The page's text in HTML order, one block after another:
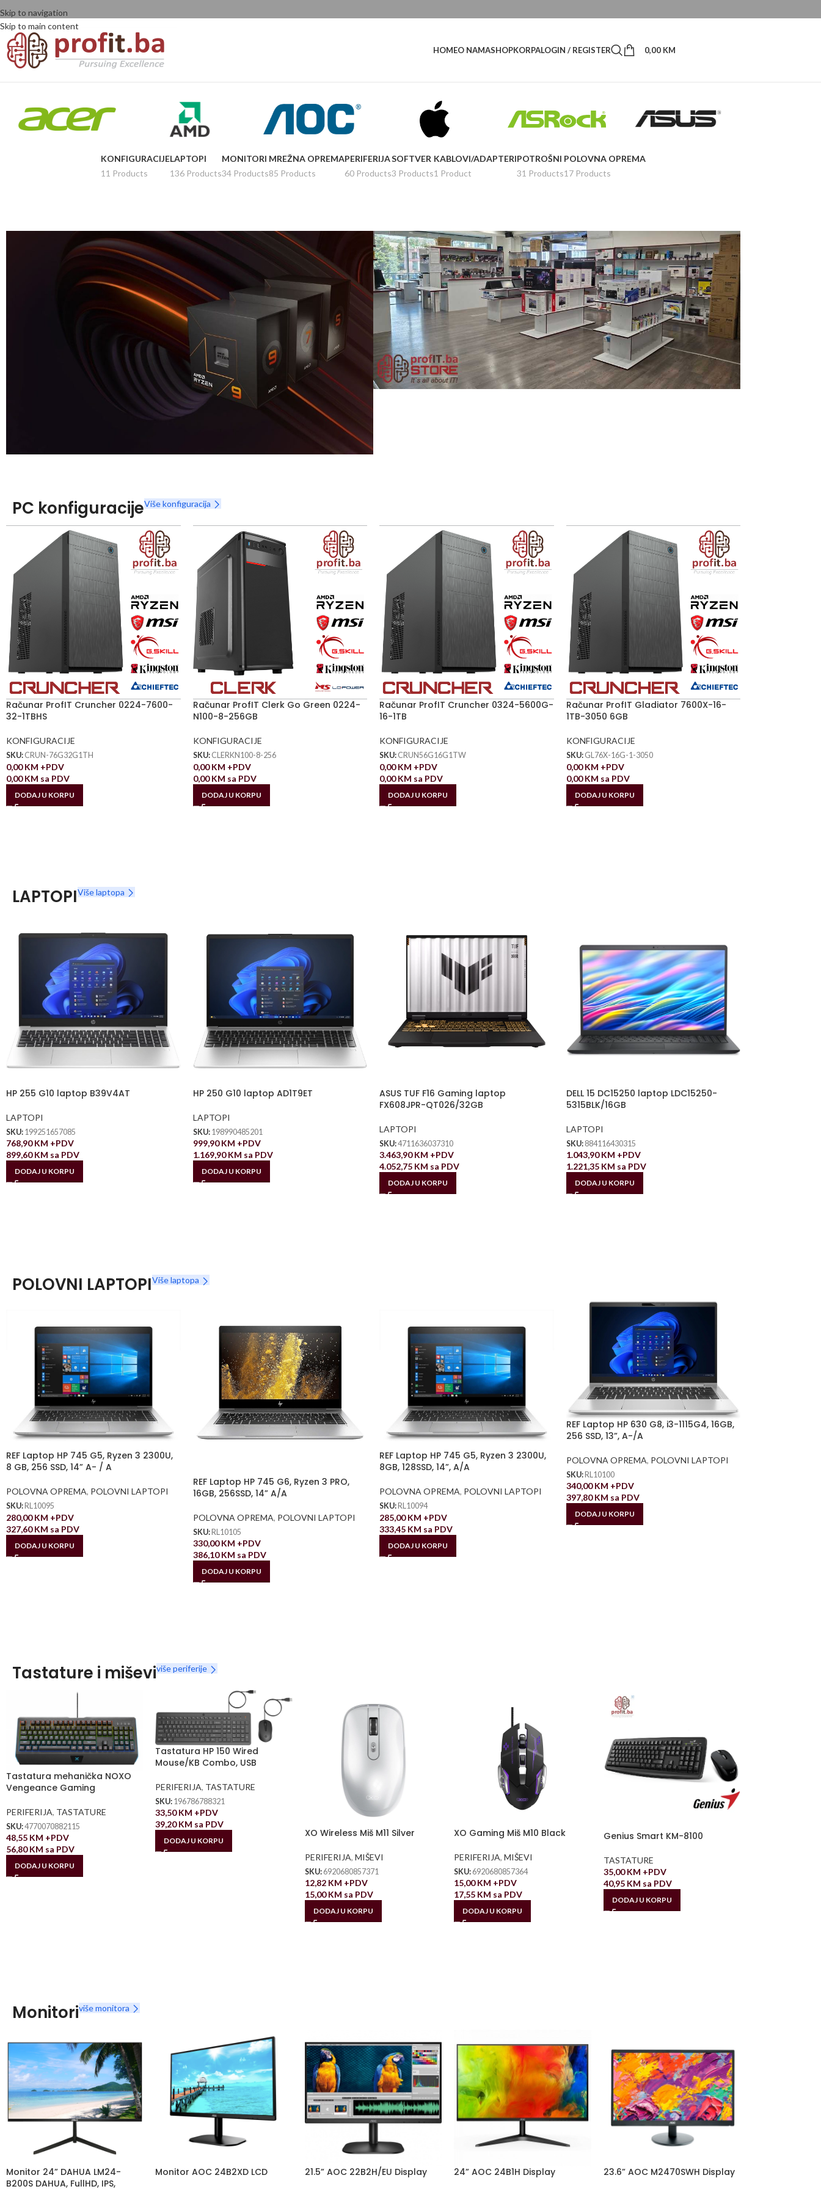
Skip to navigation
Skip to main content
HOMEO NAMASHOPKORPALOGIN / REGISTER 0,00 KM
KONFIGURACIJE
11 Products
LAPTOPI
136 Products
MONITORI
34 Products
MREŽNA OPREMA
85 Products
PERIFERIJA
60 Products
SOFTVER
3 Products
KABLOVI/ADAPTERI
1 Product
POTROŠNI
31 Products
POLOVNA OPREMA
17 Products
Nova Ryzen 7000 serija
PC konfiguracijeViše konfiguracija
Računar ProfIT Cruncher 0224-7600-
32-1TBHS
KONFIGURACIJE
SKU: CRUN-76G32G1TH
0,00KM +PDV
0,00KM sa PDV
DODAJ U KORPU
Računar ProfIT Clerk Go Green 0224-
N100-8-256GB
KONFIGURACIJE
SKU: CLERKN100-8-256
0,00KM +PDV
0,00KM sa PDV
DODAJ U KORPU
Računar ProfIT Cruncher 0324-5600G-
16-1TB
KONFIGURACIJE
SKU: CRUN56G16G1TW
0,00KM +PDV
0,00KM sa PDV
DODAJ U KORPU
Računar ProfIT Gladiator 7600X-16-
1TB-3050 6GB
KONFIGURACIJE
SKU: GL76X-16G-1-3050
0,00KM +PDV
0,00KM sa PDV
DODAJ U KORPU
LAPTOPIViše laptopa
HP 255 G10 laptop B39V4AT
LAPTOPI
SKU: 199251657085
768,90KM +PDV
899,60KM sa PDV
DODAJ U KORPU
HP 250 G10 laptop AD1T9ET
LAPTOPI
SKU: 198990485201
999,90KM +PDV
1.169,90KM sa PDV
DODAJ U KORPU
ASUS TUF F16 Gaming laptop
FX608JPR-QT026/32GB
LAPTOPI
SKU:4711636037310
3.463,90KM +PDV
4.052,75 KM sa PDV
DODAJ U KORPU
DELL 15 DC15250 laptop LDC15250-
5315BLK/16GB
LAPTOPI
SKU: 884116430315
1.043,90KM +PDV
1.221,35 KM sa PDV
DODAJ U KORPU
POLOVNI LAPTOPIViše laptopa
REF Laptop HP 745 G5, Ryzen 3 2300U,
8 GB, 256 SSD, 14” A- / A
POLOVNA OPREMA, POLOVNI LAPTOPI
SKU: RL10095
280,00KM +PDV
327,60KM sa PDV
DODAJ U KORPU
REF Laptop HP 745 G6, Ryzen 3 PRO,
16GB, 256SSD, 14” A/A
POLOVNA OPREMA, POLOVNI LAPTOPI
SKU: RL10105
330,00KM +PDV
386,10KM sa PDV
DODAJ U KORPU
REF Laptop HP 745 G5, Ryzen 3 2300U,
8GB, 128SSD, 14”, A/A
POLOVNA OPREMA, POLOVNI LAPTOPI
SKU: RL10094
285,00KM +PDV
333,45 KM sa PDV
DODAJ U KORPU
REF Laptop HP 630 G8, i3-1115G4, 16GB,
256 SSD, 13”, A-/A
POLOVNA OPREMA, POLOVNI LAPTOPI
SKU: RL10100
340,00KM +PDV
397,80KM sa PDV
DODAJ U KORPU
Tastature i miševiviše periferije
Tastatura mehanička NOXO
Vengeance Gaming
PERIFERIJA, TASTATURE
SKU:4770070882115
48,55 KM +PDV
56,80KM sa PDV
DODAJ U KORPU
Tastatura HP 150 Wired
Mouse/KB Combo, USB
PERIFERIJA, TASTATURE
SKU: 196786788321
33,50KM +PDV
39,20KM sa PDV
DODAJ U KORPU
XO Wireless Miš M11 Silver
PERIFERIJA, MIŠEVI
SKU: 6920680857371
12,82 KM +PDV
15,00KM sa PDV
DODAJ U KORPU
XO Gaming Miš M10 Black
PERIFERIJA, MIŠEVI
SKU: 6920680857364
15,00KM +PDV
17,55 KM sa PDV
DODAJ U KORPU
Genius Smart KM-8100
TASTATURE
35,00KM +PDV
40,95 KM sa PDV
DODAJ U KORPU
Monitoriviše monitora
Monitor 24” DAHUA LM24-
B200S DAHUA, FullHD, IPS,
Monitor AOC 24B2XD LCD 21.5” AOC 22B2H/EU Display 24” AOC 24B1H Display 23.6” AOC M2470SWH Display